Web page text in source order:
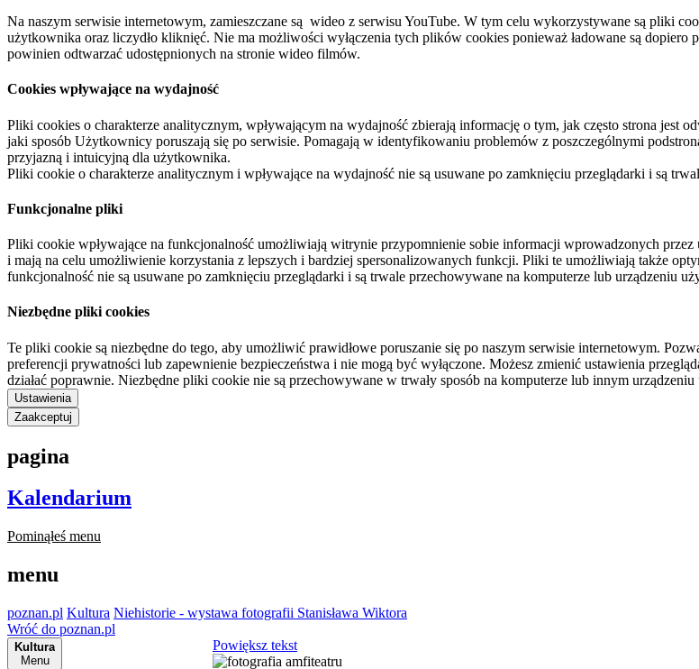
Na naszym serwisie internetowym, zamieszczane są wideo z serwisu YouTube. W tym celu wykorzystywane są pliki
użytkownika oraz liczydło kliknięć. Nie ma możliwości wyłączenia tych plików cookies ponieważ ładowane są
powinien odtwarzać udostępnionych na stronie wideo filmów.
Cookies wpływające na wydajność
Pliki cookies o charakterze analitycznym, wpływającym na wydajność zbierają informację o tym, jak często strona jest
jaki sposób Użytkownicy poruszają się po serwisie. Pomagają w identyfikowaniu problemów z poszczególnymi
przyjazną i intuicyjną dla użytkownika.
Pliki cookie o charakterze analitycznym i wpływające na wydajność nie są usuwane po zamknięciu przeglądarki i są
Funkcjonalne pliki
Pliki cookie wpływające na funkcjonalność umożliwiają witrynie przypomnienie sobie informacji wprowadzonych
i mają na celu umożliwienie korzystania z lepszych i bardziej spersonalizowanych funkcji. Pliki te umożliwiają także
funkcjonalność nie są usuwane po zamknięciu przeglądarki i są trwale przechowywane na komputerze lub urządzeniu
Niezbędne pliki cookies
Te pliki cookie są niezbędne do tego, aby umożliwić prawidłowe poruszanie się po naszym serwisie internetowym.
preferencji prywatności lub zapewnienie bezpieczeństwa i nie mogą być wyłączone. Możesz zmienić ustawienia
działać poprawnie. Niezbędne pliki cookie nie są przechowywane w trwały sposób na komputerze lub innym
Ustawienia
Zaakceptuj
pagina
Kalendarium
Pominąłeś menu
menu
poznan.pl Kultura Niehistorie - wystawa fotografii Stanisława Wiktora
Wróć do poznan.pl
Kultura
Menu
Powiększ tekst